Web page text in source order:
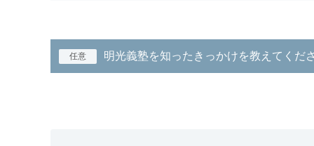
任意 明光義塾を知ったきっかけを教えてくだ